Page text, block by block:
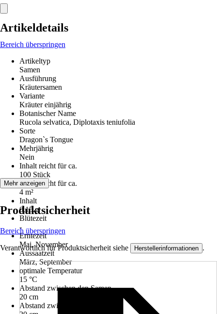
Artikeldetails
Bereich überspringen
Artikeltyp
Samen
Ausführung
Kräutersamen
Variante
Kräuter einjährig
Botanischer Name
Rucola selvatica, Diplotaxis teniufolia
Sorte
Dragon`s Tongue
Mehrjährig
Nein
Inhalt reicht für ca.
100 Stück
Inhalt reicht für ca.
4 m²
Inhalt
0,15 g
Blütezeit
-
Erntezeit
Mai, November
Aussaatzeit
März, September
optimale Temperatur
15 °C
Abstand zwischen den Samen
20 cm
Abstand zwischen der Reihe
Mehr anzeigen
Produktsicherheit
Bereich überspringen
Verantwortlich für Produktsicherheit siehe Herstellerinformationen .